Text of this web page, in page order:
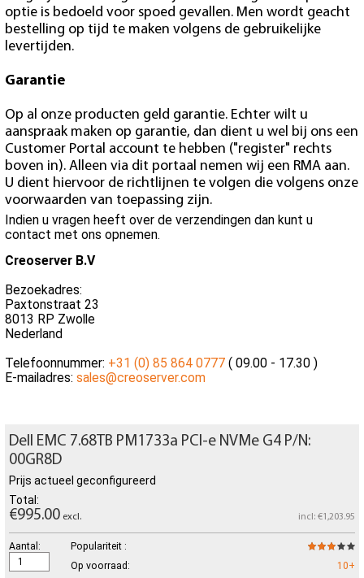
optie is bedoeld voor spoed gevallen. Men wordt geacht
bestelling op tijd te maken volgens de gebruikelijke
levertijden.
Garantie
Op al onze producten geld garantie. Echter wilt u
aanspraak maken op garantie, dan dient u wel bij ons een
Customer Portal account te hebben ("register" rechts
boven in). Alleen via dit portaal nemen wij een RMA aan.
U dient hiervoor de richtlijnen te volgen die volgens onze
voorwaarden van toepassing zijn.
Indien u vragen heeft over de verzendingen dan kunt u
contact met ons opnemen.
Creoserver B.V
Bezoekadres:
Paxtonstraat 23
8013 RP Zwolle
Nederland
Telefoonnummer: +31 (0) 85 864 0777 ( 09.00 - 17.30 )
E-mailadres: sales@creoserver.com
Dell EMC 7.68TB PM1733a PCI-e NVMe G4 P/N:
00GR8D
Prijs actueel geconfigureerd
Total:
€995.00 excl. incl: €1,203.95
Aantal:
Populariteit :
Op voorraad:
10+